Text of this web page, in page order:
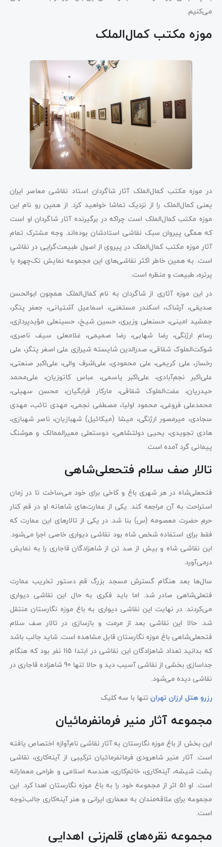
می‌کنیم.
موزه مکتب کمال‌الملک
در موزه مکتب کمال‌الملک آثار شاگردان استاد نقاشی معاصر ایران
یعنی کمال‌الملک را از نزدیک تماشا خواهید کرد. از همین رو نام این
موزه مکتب کمال‌الملک است چراکه در برگیرنده آثار شاگردان او است
که همگی پیروان سبک نقاشی استادشان بوده‌اند. وجه مشترک تمام
آثار موزه مکتب کمال‌الملک در پیروی از اصول طبیعت‌گرایی در نقاشی
است. به همین خاطر اکثر نقاشی‌های این مجموعه نمایش تک‌چهره یا
پرتره، طبیعت و منظره است.
در این موزه آثاری از شاگردان به نام کمال‌الملک همچون ابوالحسن
صدیقی، آرشاک، اسکندر مستغنی، اسماعیل آشتیانی، جعفر پتگر،
جمشید امینی، حسنعلی وزیری، حسین شیخ، حسینعلی مؤیدپردازی،
رسام ارژنگی، رضا شهابی، رضا صمیمی، غلامعلی سیف ناصری،
شوکت‌الملوک شقاقی، صدرالدین شایسته شیرازی علی اصغر پتگر، علی
رخساز، علی کریمی، علی محمودی، علی‌اشرف والی، علی‌اکبر صنعتی،
علی‌اکبر نجم‌آبادی، علی‌اکبر یاسمی، عباس کاتوزیان، علی‌محمد
حیدریان، عفت‌الملوک شقاقی، مارکار قرابگیان، محسن سهیلی،
محمدعلی فروغی، محمود اولیا، مصطفی نجمی، مهدی تائب، مهدی
سجادی، میرمصور ارژنگی، میشا (میکائیل) شهبازیان، ناصر شهبازی،
هادی تجویدی، یحیی دولتشاهی، دوستعلی معیرالممالک و هوشنگ
پیمانی گرد آمده است.
تالار صف سلام فتحعلی‌شاهی
فتحعلی‌شاه در هر شهری باغ و کاخی برای خود می‌ساخت تا در زمان
استراحت به آن مراجعه کند. یکی از عمارت‌های شاهانه او در قم کنار
حرم حضرت معصومه (س) بنا شد. در یکی از تالارهای این عمارت که
فقط برای استفاده شخص شاه بود نقاشی دیواری خاصی اجرا می‌شود.
این نقاشی شاه و بیش از صد تن از شاهزادگان قاجاری را به نمایش
درمی‌آورد.
سال‌ها بعد هنگام گسترش مسجد بزرگ قم دستور تخریب عمارت
فتعلی‌شاهی صادر شد. اما باید فکری به حال این نقاشی دیواری
می‌کردند. در نهایت این نقاشی دیواری به باغ موزه نگارستان منتقل
شد. حالا این نقاشی بعد از مرمت و بازسازی در تالار صف سلام
فتحعلی‌شاهی باغ موزه نگارستان قابل مشاهده است. شاید جالب باشد
که بدانید تعداد شاهزادگان این نقاشی در ابتدا 115 نفر بود که هنگام
جداسازی بخشی از نقاشی آسیب دید و حالا تنها 90 شاهزاده قاجاری در
نقاشی دیده می‌شود.
رزرو هتل ارزان تهران تنها با سه کلیک
مجموعه آثار منیر فرمانفرمائیان
این بخش از باغ موزه نگارستان به آثار نقاشی نام‌آوازه اختصاص یافته
است. آثار منیر شاهرودی فرمانفرمائیان ترکیبی از آینه‌کاری، نقاشی
پشت شیشه، آینه‌کاری، خاتم‌کاری، هندسه اسلامی و طراحی معمارانه
است. او 51 اثر از مجموعه خود را به باغ موزه نگارستان اهدا کرد. این
مجموعه برای علاقه‌مندان به معماری ایرانی و هنر آینه‌کاری جالب‌توجه
است.
مجموعه نقره‌های قلم‌زنی اهدایی